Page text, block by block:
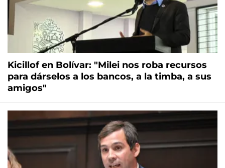
Kicillof en Bolívar: "Milei nos roba recursos
para dárselos a los bancos, a la timba, a sus
amigos"